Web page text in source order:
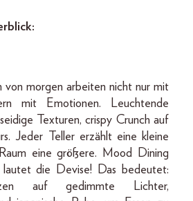
von morgen arbeiten nicht nur mit
mit Emotionen. Leuchtende
Texturen, crispy Crunch auf
Jeder Teller erzählt eine kleine
eine größere. Mood Dining
die Devise! Das bedeutet:
auf gedimmte Lichter,